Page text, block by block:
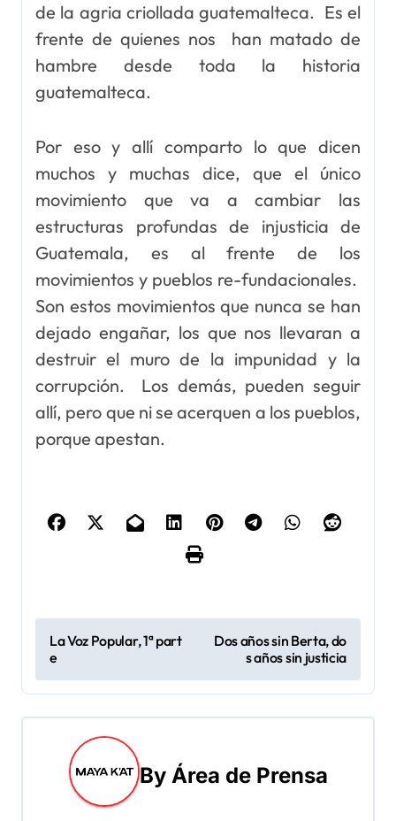
de la agria criollada guatemalteca. Es el
frente de quienes nos han matado de
hambre desde toda la historia
guatemalteca.
Por eso y allí comparto lo que dicen
muchos y muchas dice, que el único
movimiento que va a cambiar las
estructuras profundas de injusticia de
Guatemala, es al frente de los
movimientos y pueblos re-fundacionales.
Son estos movimientos que nunca se han
dejado engañar, los que nos llevaran a
destruir el muro de la impunidad y la
corrupción. Los demás, pueden seguir
allí, pero que ni se acerquen a los pueblos,
porque apestan.
N
a
v
La Voz Popular, 1ª part
e
Dos años sin Berta, do
s años sin justicia
By Área de Prensa